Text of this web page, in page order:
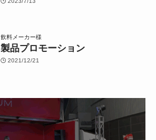
飲料メーカー様
製品プロモーション
2021/12/21